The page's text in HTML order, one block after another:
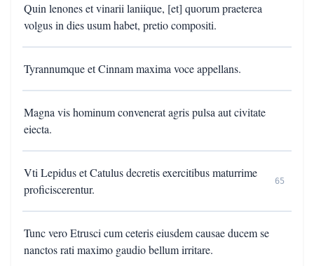
Quin lenones et vinarii laniique, [et] quorum praeterea
volgus in dies usum habet, pretio compositi.
Tyrannumque et Cinnam maxima voce appellans.
Magna vis hominum convenerat agris pulsa aut civitate
eiecta.
Vti Lepidus et Catulus decretis exercitibus maturrime
proficiscerentur.
65
Tunc vero Etrusci cum ceteris eiusdem causae ducem se
nanctos rati maximo gaudio bellum irritare.